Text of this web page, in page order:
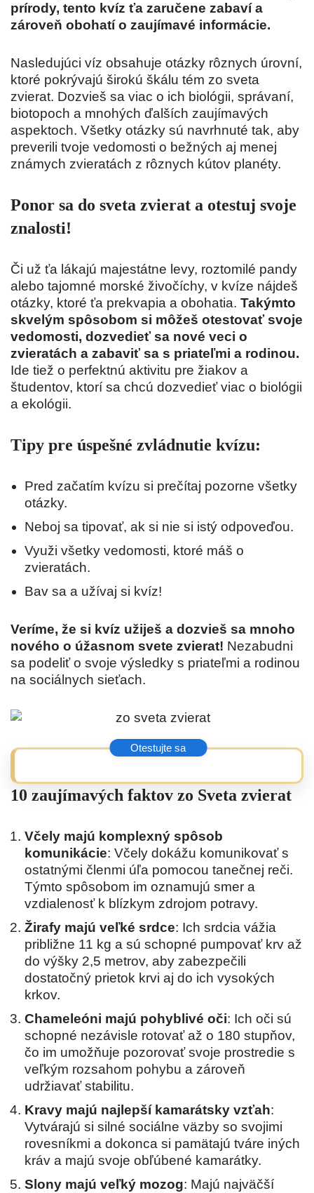
prírody, tento kvíz ťa zaručene zabaví a
zároveň obohatí o zaujímavé informácie.
Nasledujúci víz obsahuje otázky rôznych úrovní,
ktoré pokrývajú širokú škálu tém zo sveta
zvierat. Dozvieš sa viac o ich biológii, správaní,
biotopoch a mnohých ďalších zaujímavých
aspektoch. Všetky otázky sú navrhnuté tak, aby
preverili tvoje vedomosti o bežných aj menej
známych zvieratách z rôznych kútov planéty.
Ponor sa do sveta zvierat a otestuj svoje
znalosti!
Či už ťa lákajú majestátne levy, roztomilé pandy
alebo tajomné morské živočíchy, v kvíze nájdeš
otázky, ktoré ťa prekvapia a obohatia. Takýmto
skvelým spôsobom si môžeš otestovať svoje
vedomosti, dozvedieť sa nové veci o
zvieratách a zabaviť sa s priateľmi a rodinou.
Ide tiež o perfektnú aktivitu pre žiakov a
študentov, ktorí sa chcú dozvedieť viac o biológii
a ekológii.
Tipy pre úspešné zvládnutie kvízu:
Pred začatím kvízu si prečítaj pozorne všetky
otázky.
Neboj sa tipovať, ak si nie si istý odpoveďou.
Využi všetky vedomosti, ktoré máš o
zvieratách.
Bav sa a užívaj si kvíz!
Veríme, že si kvíz užiješ a dozvieš sa mnoho
nového o úžasnom svete zvierat! Nezabudni
sa podeliť o svoje výsledky s priateľmi a rodinou
na sociálnych sieťach.
10 zaujímavých faktov zo Sveta zvierat
Včely majú komplexný spôsob
komunikácie: Včely dokážu komunikovať s
ostatnými členmi úľa pomocou tanečnej reči.
Týmto spôsobom im oznamujú smer a
vzdialenosť k blízkym zdrojom potravy.
Žirafy majú veľké srdce: Ich srdcia vážia
približne 11 kg a sú schopné pumpovať krv až
do výšky 2,5 metrov, aby zabezpečili
dostatočný prietok krvi aj do ich vysokých
krkov.
Chameleóni majú pohyblivé oči: Ich oči sú
schopné nezávisle rotovať až o 180 stupňov,
čo im umožňuje pozorovať svoje prostredie s
veľkým rozsahom pohybu a zároveň
udržiavať stabilitu.
Kravy majú najlepší kamarátsky vzťah:
Vytvárajú si silné sociálne väzby so svojimi
rovesníkmi a dokonca si pamätajú tváre iných
kráv a majú svoje obľúbené kamarátky.
Slony majú veľký mozog: Majú najväčší